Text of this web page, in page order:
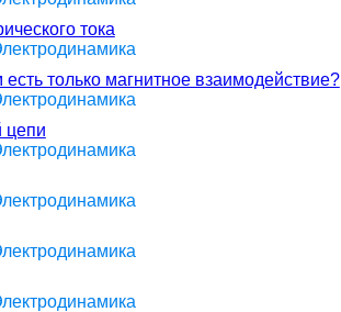
тока
только магнитное взаимодействие?
цепи